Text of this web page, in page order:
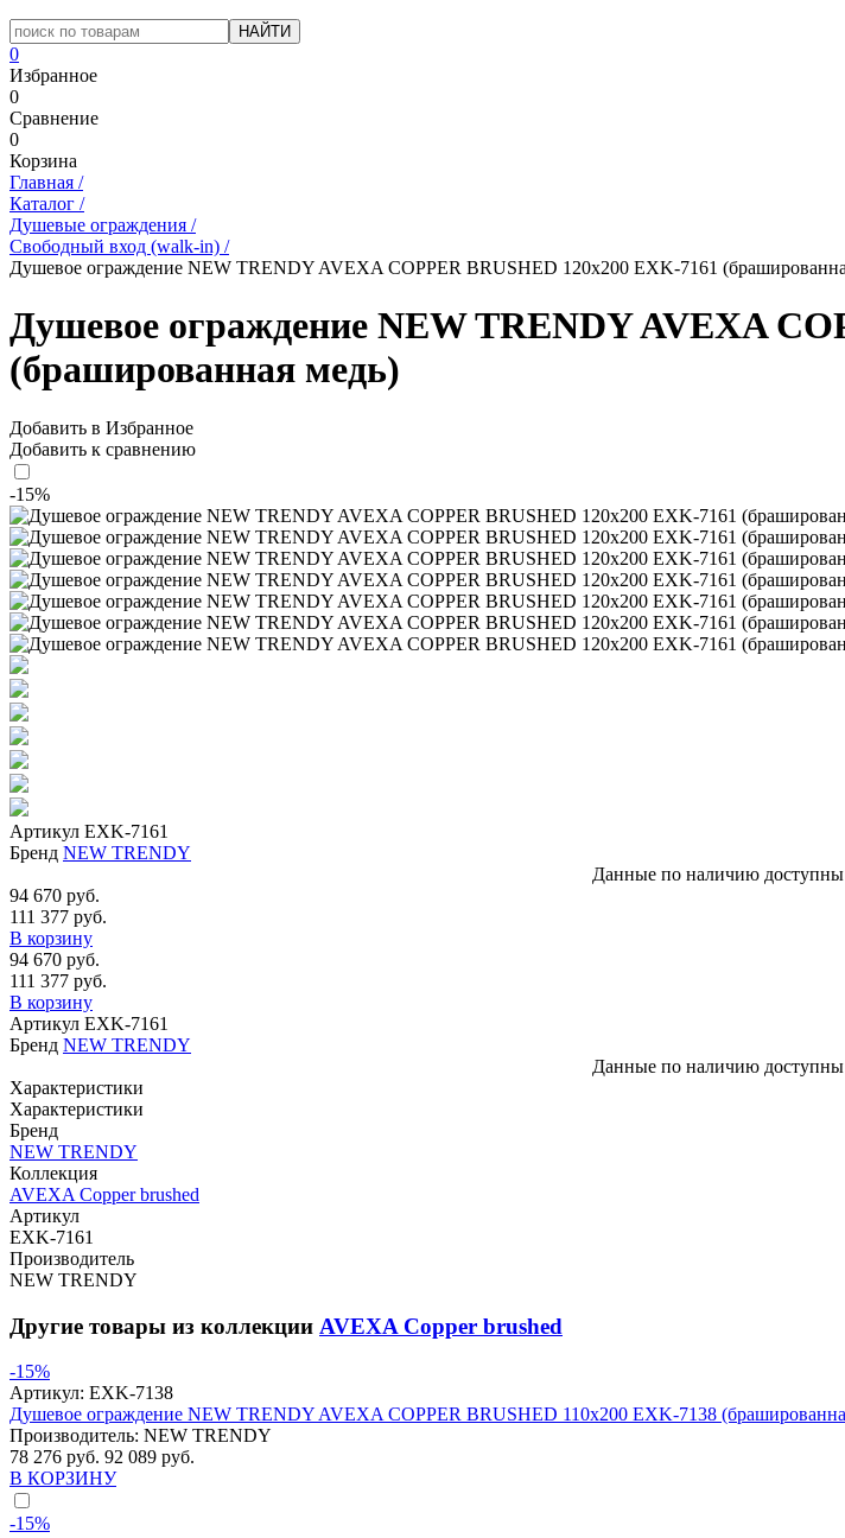
0
Избранное
0
Сравнение
0
Корзина
Главная /
Каталог /
Душевые ограждения /
Свободный вход (walk-in) /
Душевое ограждение NEW TRENDY AVEXA COPPER BRUSHED 120x200 EXK-7161
Душевое ограждение NEW TRENDY AVEXA
(брашированная медь)
Добавить в Избранное
Добавить к сравнению
-15%
Артикул EXK-7161
Бренд NEW TRENDY
Данные по наличию доступны
94 670 руб.
111 377 руб.
В корзину
94 670 руб.
111 377 руб.
В корзину
Артикул EXK-7161
Бренд NEW TRENDY
Данные по наличию доступны
Характеристики
Характеристики
Бренд
NEW TRENDY
Коллекция
AVEXA Copper brushed
Артикул
EXK-7161
Производитель
NEW TRENDY
Другие товары из коллекции AVEXA Copper brushed
-15%
Артикул: EXK-7138
Душевое ограждение NEW TRENDY AVEXA COPPER BRUSHED 110x200 EXK-7138
Производитель: NEW TRENDY
78 276 руб. 92 089 руб.
В КОРЗИНУ
-15%